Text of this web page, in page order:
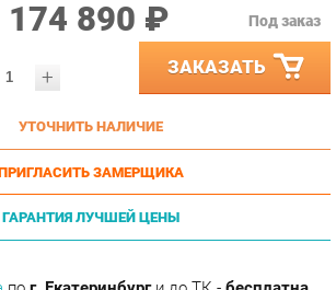
+ ЗАКАЗАТЬ
УТОЧНИТЬ НАЛИЧИЕ
ПРИГЛАСИТЬ ЗАМЕРЩИКА
ЛУЧШЕЙ ЦЕНЫ
г. Екатеринбурги до ТК -бесплатна.